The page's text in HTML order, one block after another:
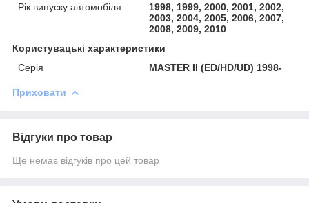
Рік випуску автомобіля
1998, 1999, 2000, 2001, 2002,
2003, 2004, 2005, 2006, 2007,
2008, 2009, 2010
Користувацькі характеристики
Серія
MASTER II (ED/HD/UD) 1998-
Приховати
Відгуки про товар
Ще немає відгуків про цей товар